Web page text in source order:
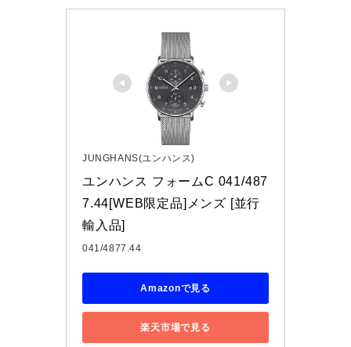
JUNGHANS(ユンハンス)
ユンハンス フォームC 041/487
7.44[WEB限定品]メンズ [並行
輸入品]
041/4877.44
Amazonで見る
楽天市場で見る